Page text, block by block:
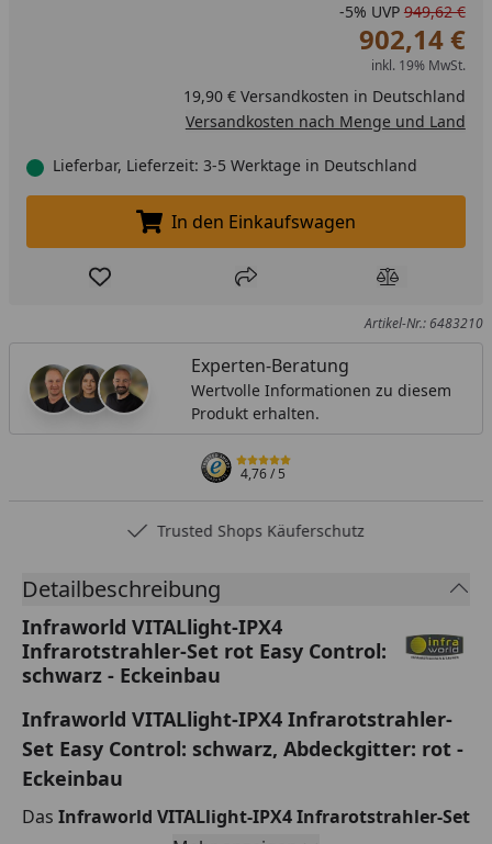
-5% UVP 949,62 €
902,14 €
inkl. 19% MwSt.
19,90 € Versandkosten in Deutschland
Versandkosten nach Menge und Land
Lieferbar, Lieferzeit: 3-5 Werktage in Deutschland
In den Einkaufswagen legen
In den Einkaufswagen
Produkt zur Wunschliste hinzufügen
Teilen Produkt
Artikel-Nr.: 6483210
Experten-Beratung
Wertvolle Informationen zu diesem
Produkt erhalten.
4,76/ 5
Trusted Shops Käuferschutz
Detailbeschreibung
Infraworld VITALlight-IPX4
Infrarotstrahler-Set rot Easy Control:
schwarz - Eckeinbau
Infraworld VITALlight-IPX4 Infrarotstrahler-
Set Easy Control: schwarz, Abdeckgitter: rot -
Eckeinbau
Das Infraworld VITALlight-IPX4 Infrarotstrahler-Set